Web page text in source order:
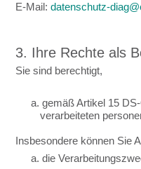
E-Mail: datenschutz-
3. Ihre Rechte als
Sie sind berechtigt,
a. gemäß Artikel 15
verarbeiteten
Insbesondere können Sie
a. die